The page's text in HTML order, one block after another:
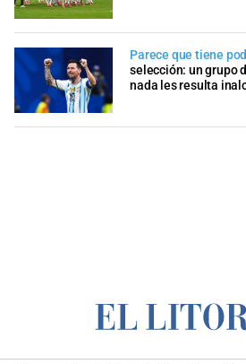
Parece que tiene
selección: un grupo
nada les resulta